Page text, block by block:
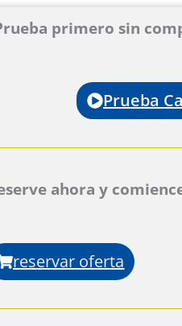
primero sin
Prueba
ahora y
reservar oferta